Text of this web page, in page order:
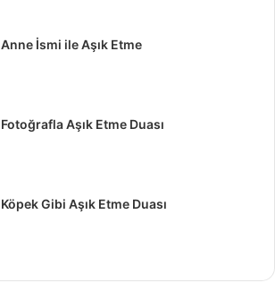
Anne İsmi ile Aşık Etme
Fotoğrafla Aşık Etme Duası
Köpek Gibi Aşık Etme Duası